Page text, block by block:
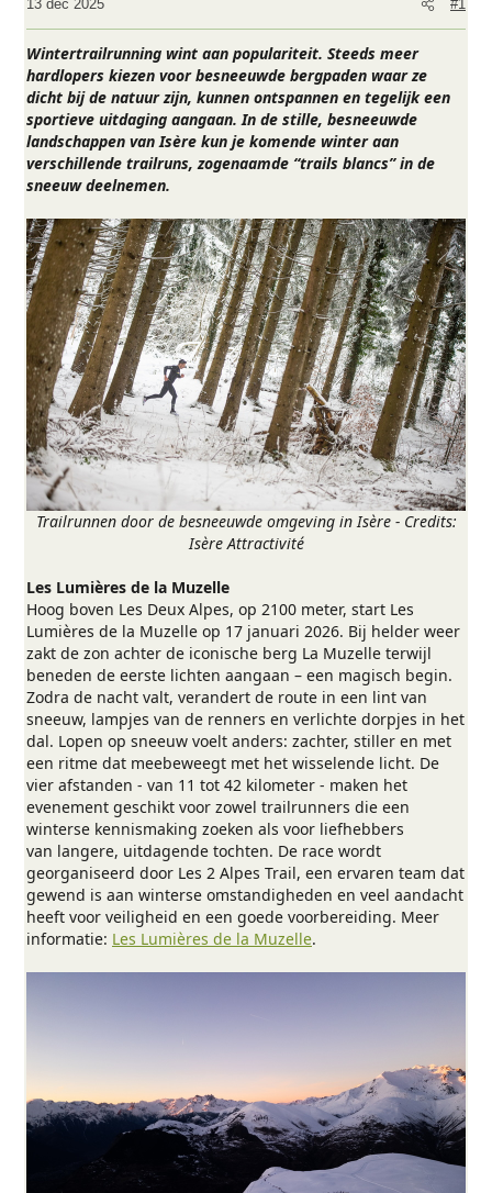
e
r
13 dec 2025 #1
Wintertrailrunning wint aan populariteit. Steeds meer
hardlopers kiezen voor besneeuwde bergpaden waar ze
dicht bij de natuur zijn, kunnen ontspannen en tegelijk een
sportieve uitdaging aangaan. In de stille, besneeuwde
landschappen van Isère kun je komende winter aan
verschillende trailruns, zogenaamde “trails blancs” in de
sneeuw deelnemen.
Trailrunnen door de besneeuwde omgeving in Isère - Credits:
Isère Attractivité
Les Lumières de la Muzelle
Hoog boven Les Deux Alpes, op 2100 meter, start Les
Lumières de la Muzelle op 17 januari 2026. Bij helder weer
zakt de zon achter de iconische berg La Muzelle terwijl
beneden de eerste lichten aangaan – een magisch begin.
Zodra de nacht valt, verandert de route in een lint van
sneeuw, lampjes van de renners en verlichte dorpjes in het
dal. Lopen op sneeuw voelt anders: zachter, stiller en met
een ritme dat meebeweegt met het wisselende licht. De
vier afstanden - van 11 tot 42 kilometer - maken het
evenement geschikt voor zowel trailrunners die een
winterse kennismaking zoeken als voor liefhebbers
van langere, uitdagende tochten. De race wordt
georganiseerd door Les 2 Alpes Trail, een ervaren team dat
gewend is aan winterse omstandigheden en veel aandacht
heeft voor veiligheid en een goede voorbereiding. Meer
informatie: Les Lumières de la Muzelle.